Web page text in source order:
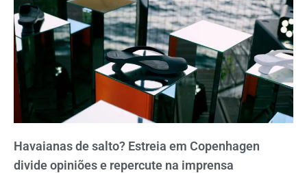
Havaianas de salto? Estreia em Copenhagen
divide opiniões e repercute na imprensa